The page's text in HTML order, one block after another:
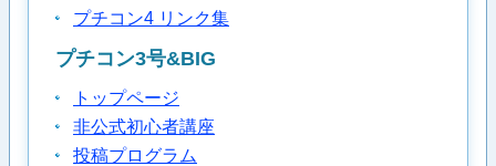
プチコン4 リンク集
プチコン3号&BIG
トップページ
非公式初心者講座
投稿プログラム